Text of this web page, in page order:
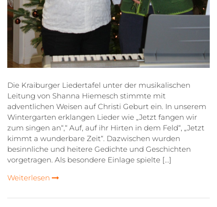
Die Kraiburger Liedertafel unter der musikalischen
Leitung von Shanna Hiemesch stimmte mit
adventlichen Weisen auf Christi Geburt ein. In unserem
Wintergarten erklangen Lieder wie „Jetzt fangen wir
zum singen an“,“ Auf, auf ihr Hirten in dem Feld“, „Jetzt
kimmt a wunderbare Zeit“. Dazwischen wurden
besinnliche und heitere Gedichte und Geschichten
vorgetragen. Als besondere Einlage spielte […]
Weiterlesen